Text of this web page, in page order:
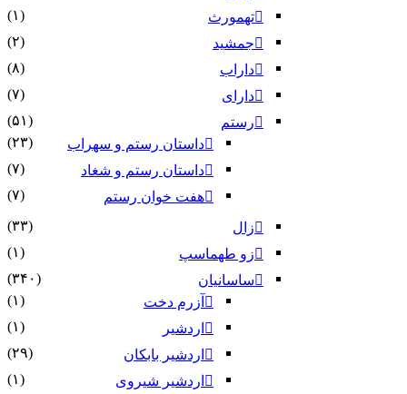
تهمورث
(۱)
جمشید
(۲)
داراب
(۸)
دارای
(۷)
رستم
(۵۱)
داستان رستم و سهراب
(۲۳)
داستان رستم و شغاد
(۷)
هفت خوان رستم‏
(۷)
زال
(۳۳)
زو طهماسپ‏
(۱)
ساسانیان
(۳۴۰)
آزرم دخت
(۱)
اردشیر
(۱)
اردشیر بابکان
(۲۹)
اردشیر شیروی
(۱)